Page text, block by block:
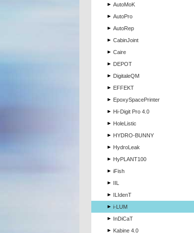
AutoMoK
AutoPro
AutoRep
CabinJoint
Caire
DEPOT
DigitaleQM
EFFEKT
EpoxySpacePrinter
Hi-Digit Pro 4.0
HoleListic
HYDRO-BUNNY
HydroLeak
HyPLANT100
iFish
IIL
ILIdenT
i-LUM
InDiCaT
Kabine 4.0